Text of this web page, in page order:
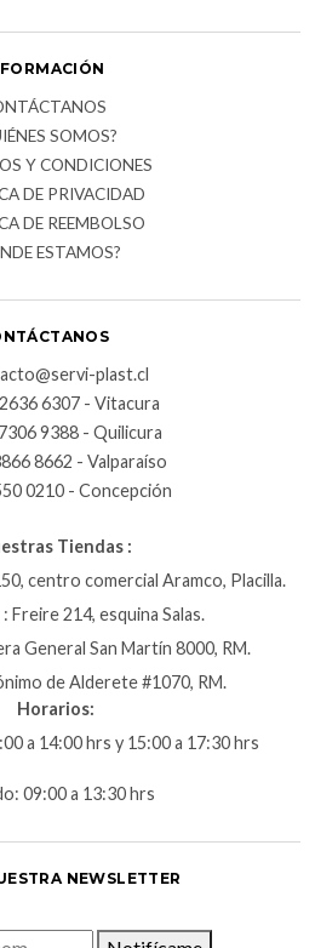
SOMOS?
Y CONDICIONES
DE PRIVACIDAD
DE REEMBOLSO
ESTAMOS?
plast.cl
6307 - Vitacura
9388 - Quilicura
8662 - Valparaíso
0210 - Concepción
Tiendas :
centro comercial Aramco, Placilla.
Freire 214, esquina Salas.
General San Martín 8000, RM.
de Alderete #1070, RM.
Horarios:
a 14:00 hrs y 15:00 a 17:30 hrs
09:00 a 13:30 hrs
NEWSLETTER